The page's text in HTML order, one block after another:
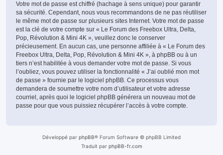
Votre mot de passe est chiffré (hachage à sens unique) pour garantir
sa sécurité. Cependant, nous vous recommandons de ne pas réutiliser
le même mot de passe sur plusieurs sites Internet. Votre mot de passe
est la clé de votre compte sur « Le Forum des Freebox Ultra, Delta,
Pop, Révolution & Mini 4K », veuillez donc le conserver
précieusement. En aucun cas, une personne affiliée à « Le Forum des
Freebox Ultra, Delta, Pop, Révolution & Mini 4K », à phpBB ou à un
tiers n’est habilitée à vous demander votre mot de passe. Si vous
l’oubliez, vous pouvez utiliser la fonctionnalité « J’ai oublié mon mot
de passe » fournie par le logiciel phpBB. Ce processus vous
demandera de soumettre votre nom d’utilisateur et votre adresse
courriel, après quoi le logiciel phpBB générera un nouveau mot de
passe pour que vous puissiez récupérer l’accès à votre compte.
Développé par phpBB® Forum Software © phpBB Limited
Traduit par phpBB-fr.com